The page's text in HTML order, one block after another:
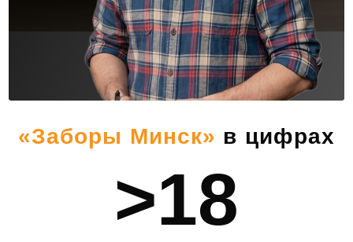
«Заборы Минск» в цифрах
>18